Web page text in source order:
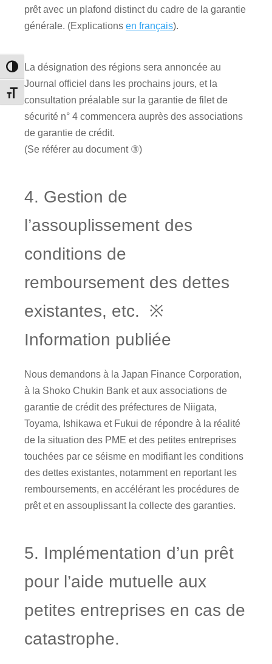
Passer en contraste élevé
Changer la taille de la police
prêt avec un plafond distinct du cadre de la garantie
générale. (Explications en français).
La désignation des régions sera annoncée au
Journal officiel dans les prochains jours, et la
consultation préalable sur la garantie de filet de
sécurité n° 4 commencera auprès des associations
de garantie de crédit.
(Se référer au document ③)
4. Gestion de
l’assouplissement des
conditions de
remboursement des dettes
existantes, etc. ※
Information publiée
Nous demandons à la Japan Finance Corporation,
à la Shoko Chukin Bank et aux associations de
garantie de crédit des préfectures de Niigata,
Toyama, Ishikawa et Fukui de répondre à la réalité
de la situation des PME et des petites entreprises
touchées par ce séisme en modifiant les conditions
des dettes existantes, notamment en reportant les
remboursements, en accélérant les procédures de
prêt et en assouplissant la collecte des garanties.
5. Implémentation d’un prêt
pour l’aide mutuelle aux
petites entreprises en cas de
catastrophe.